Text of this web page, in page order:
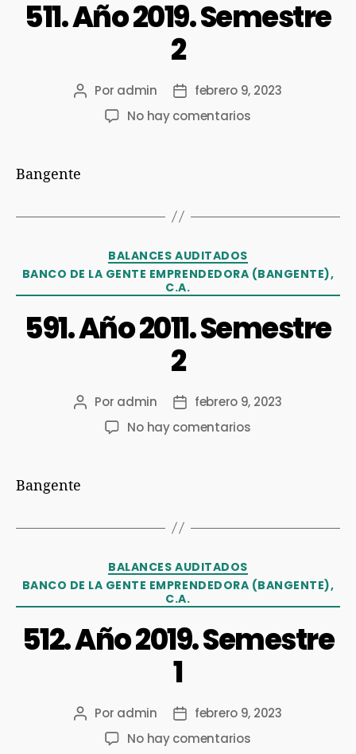
511. Año 2019. Semestre
2
Por admin
febrero 9, 2023
No hay comentarios
Bangente
BALANCES AUDITADOS
BANCO DE LA GENTE EMPRENDEDORA (BANGENTE),
C.A.
591. Año 2011. Semestre
2
Por admin
febrero 9, 2023
No hay comentarios
Bangente
BALANCES AUDITADOS
BANCO DE LA GENTE EMPRENDEDORA (BANGENTE),
C.A.
512. Año 2019. Semestre
1
Por admin
febrero 9, 2023
No hay comentarios